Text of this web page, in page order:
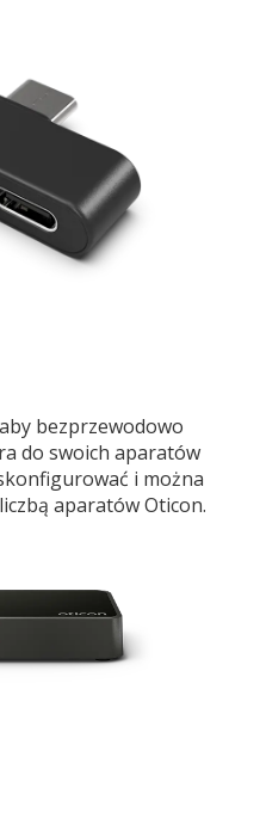
bezprzewodowo
do swoich aparatów
i można
aparatów Oticon.